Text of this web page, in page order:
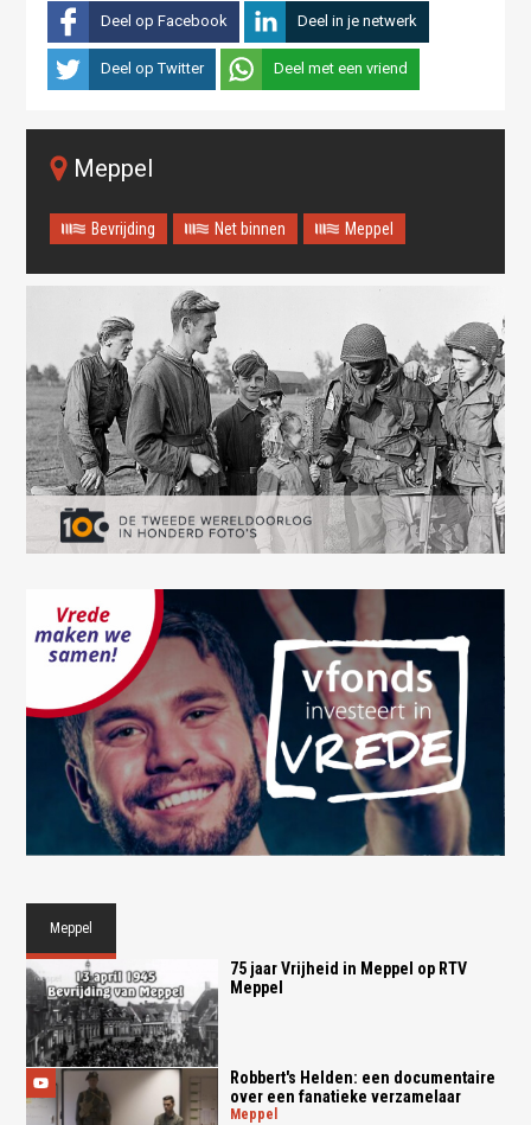
Deel op Facebook Deel in je netwerk
Deel op Twitter Deel met een vriend
Meppel
Bevrijding Net binnen Meppel
Meppel
75 jaar Vrijheid in Meppel op RTV
Meppel
Robbert's Helden: een documentaire
over een fanatieke verzamelaar
meppel